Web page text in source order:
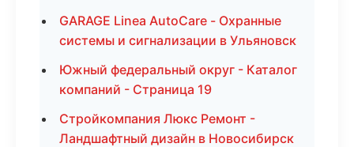
GARAGE Linea AutoCare - Охранные
системы и сигнализации в Ульяновск
Южный федеральный округ - Каталог
компаний - Страница 19
Стройкомпания Люкс Ремонт -
Ландшафтный дизайн в Новосибирск